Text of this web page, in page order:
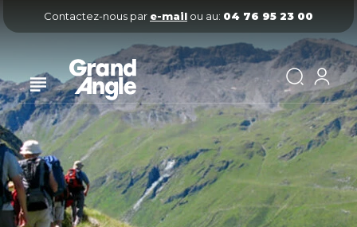
Contactez-nous par e-mail ou au: 04 76 95 23 00